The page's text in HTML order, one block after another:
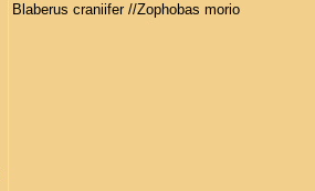
Blaberus craniifer //Zophobas morio